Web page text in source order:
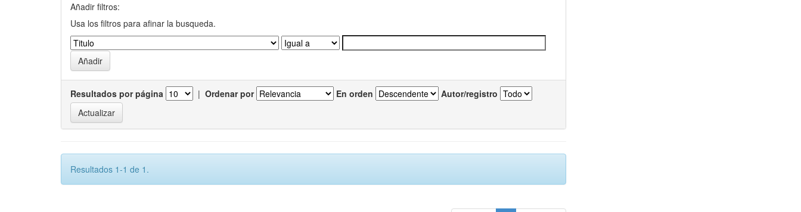
Añadir filtros:
Usa los filtros para afinar la busqueda.
Resultados por página | Ordenar por En orden Autor/registro
Resultados 1-1 de 1.